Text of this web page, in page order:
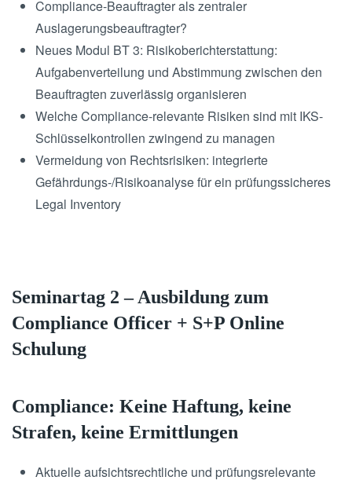
Compliance-Beauftragter als zentraler
Auslagerungsbeauftragter?
Neues Modul BT 3: Risikoberichterstattung:
Aufgabenverteilung und Abstimmung zwischen den
Beauftragten zuverlässig organisieren
Welche Compliance-relevante Risiken sind mit IKS-
Schlüsselkontrollen zwingend zu managen
Vermeidung von Rechtsrisiken: integrierte
Gefährdungs-/Risikoanalyse für ein prüfungssicheres
Legal Inventory
Seminartag 2 – Ausbildung zum
Compliance Officer + S+P Online
Schulung
Compliance: Keine Haftung, keine
Strafen, keine Ermittlungen
Aktuelle aufsichtsrechtliche und prüfungsrelevante